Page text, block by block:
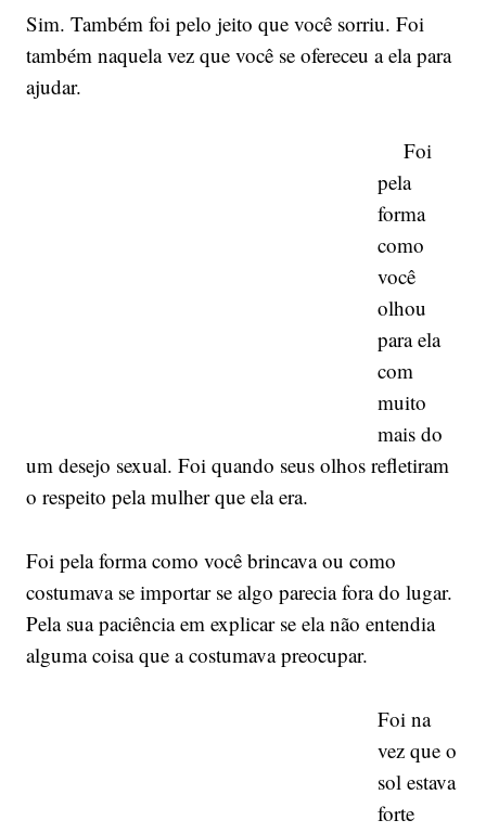
Sim. Também foi pelo jeito que você sorriu. Foi
também naquela vez que você se ofereceu a ela para
ajudar.
Foi
pela
forma
como
você
olhou
para ela
com
muito
mais do
um desejo sexual. Foi quando seus olhos refletiram
o respeito pela mulher que ela era.
Foi pela forma como você brincava ou como
costumava se importar se algo parecia fora do lugar.
Pela sua paciência em explicar se ela não entendia
alguma coisa que a costumava preocupar.
Foi na
vez que o
sol estava
forte